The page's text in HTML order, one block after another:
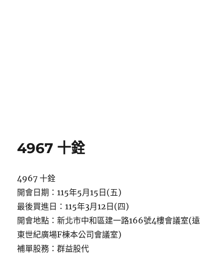
4967 十銓
4967 十銓
開會日期：115年5月15日(五)
最後買進日：115年3月12日(四)
開會地點：新北市中和區建一路166號4樓會議室(遠
東世紀廣場F棟本公司會議室)
補單股務：群益股代